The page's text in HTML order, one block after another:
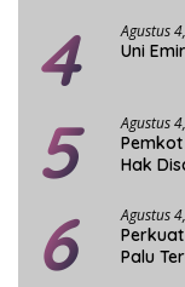
4 Agustus
Uni
5 Agustus
Hak
6 Agustus
Palu